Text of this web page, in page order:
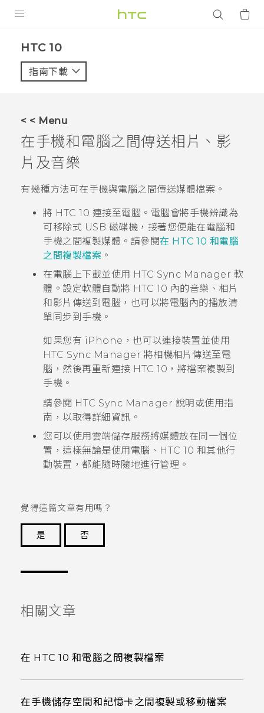
VIVE
VIVERSE
應用程式
支援服務
HTC 10‎
指南下載
< < Menu
在手機和電腦之間傳送相片、影
片及音樂
有幾種方法可在手機與電腦之間傳送媒體檔案。
將 HTC 10 連接至電腦。電腦會將手機辨識為
可移除式 USB 磁碟機，接著您便能在電腦和
手機之間複製媒體。請參閱在 HTC 10 和電腦
之間複製檔案 。
在電腦上下載並使用 HTC Sync Manager 軟
體。設定軟體自動將 HTC 10 內的音樂、相片
和影片傳送到電腦，也可以將電腦內的播放清
單同步到手機。
如果您有 iPhone ，也可以連接裝置並使用
HTC Sync Manager 將相機相片傳送至電
腦，然後再重新連接 HTC 10 ，將檔案複製到
手機。
請參閱 HTC Sync Manager 說明或使用指
南，以取得詳細資訊。
您可以使用雲端儲存服務將媒體放在同一個位
置，這樣無論是使用電腦、 HTC 10 和其他行
動裝置，都能隨時隨地進行管理。
覺得這篇文章有用嗎？
是
否
相關文章
在 HTC 10 和電腦之間複製檔案
在手機儲存空間和記憶卡之間複製或移動檔案